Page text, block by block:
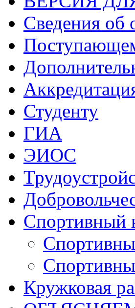
Сведения об
Студенту
ГИА
ЭИОС
Спортивный
Кружковая